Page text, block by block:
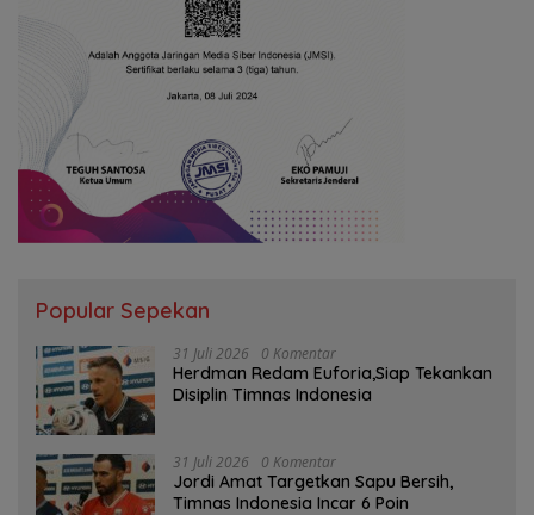
Popular Sepekan
31 Juli 2026 0 Komentar
Herdman Redam Euforia,Siap Tekankan
Disiplin Timnas Indonesia
31 Juli 2026 0 Komentar
Jordi Amat Targetkan Sapu Bersih,
Timnas Indonesia Incar 6 Poin